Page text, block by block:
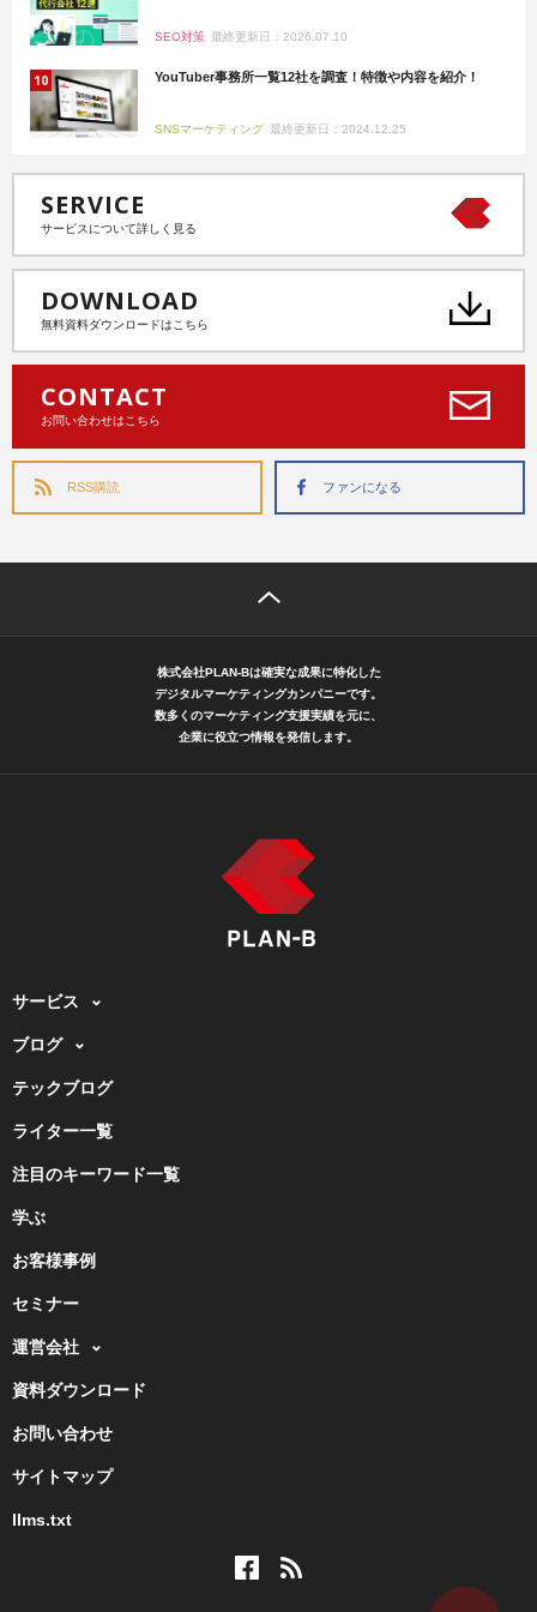
SEO対策 最終更新日：2026.07.10
YouTuber事務所一覧12社を調査！特徴や内容を紹介！
SNSマーケティング 最終更新日：2024.12.25
SERVICE
サービスについて詳しく見る
DOWNLOAD
無料資料ダウンロードはこちら
CONTACT
お問い合わせはこちら
RSS購読 ファンになる
株式会社PLAN-Bは確実な成果に特化した
デジタルマーケティングカンパニーです。
数多くのマーケティング支援実績を元に、
企業に役立つ情報を発信します。
サービス
ブログ
テックブログ
ライター一覧
注目のキーワード一覧
学ぶ
お客様事例
セミナー
運営会社
資料ダウンロード
お問い合わせ
サイトマップ
llms.txt